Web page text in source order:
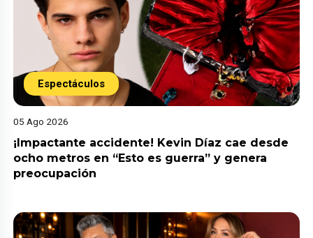
Espectáculos
05 Ago 2026
¡Impactante accidente! Kevin Díaz cae desde
ocho metros en “Esto es guerra” y genera
preocupación